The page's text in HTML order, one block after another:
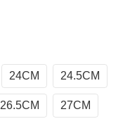
24CM 24.5CM
26.5CM 27CM